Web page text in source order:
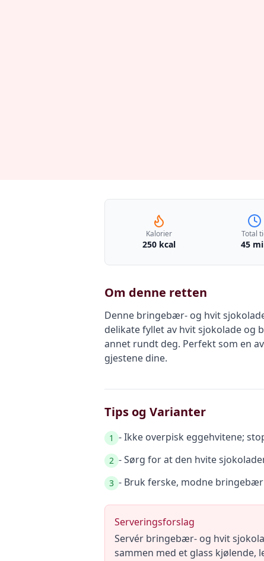
Kalorier
250 kcal
Total
45
Om denne retten
Denne bringebær- og hvit
delikate fyllet av hvit sjokolade og
annet rundt deg. Perfekt som en
gjestene dine.
Tips og Varianter
1 - Ikke overpisk eggehvitene;
2 - Sørg for at den hvite
3 - Bruk ferske, modne
Serveringsforslag
Servér bringebær- og hvit
sammen med et glass